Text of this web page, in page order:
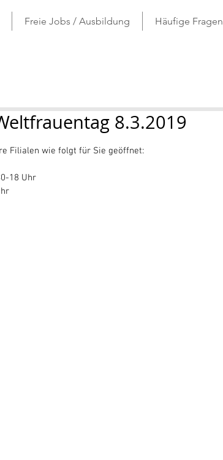
Freie Jobs / Ausbildung Häufige Fragen
8.3.2019
Filialen wie folgt für Sie geöffnet:
18 Uhr